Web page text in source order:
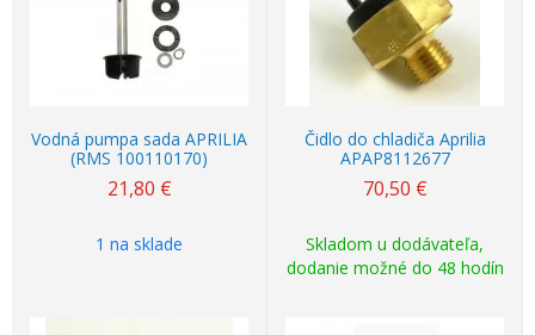
Vodná pumpa sada APRILIA
(RMS 100110170)
21,80 €
1 na sklade
Čidlo do chladiča Aprilia
APAP8112677
70,50 €
Skladom u dodávateľa,
dodanie možné do 48 hodín